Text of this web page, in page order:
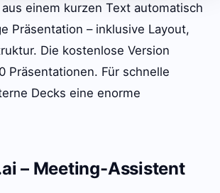
einem kurzen Text automatisch
Präsentation – inklusive Layout,
Die kostenlose Version
Präsentationen. Für schnelle
Decks eine enorme
– Meeting-Assistent